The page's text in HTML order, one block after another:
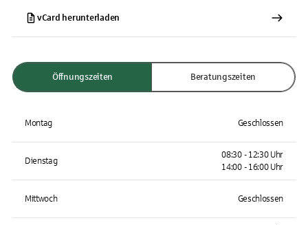
vCard herunterladen
Öffnungszeiten Beratungszeiten
Montag Geschlossen
Dienstag
08:30 - 12:30 Uhr
14:00 - 16:00 Uhr
Mittwoch Geschlossen